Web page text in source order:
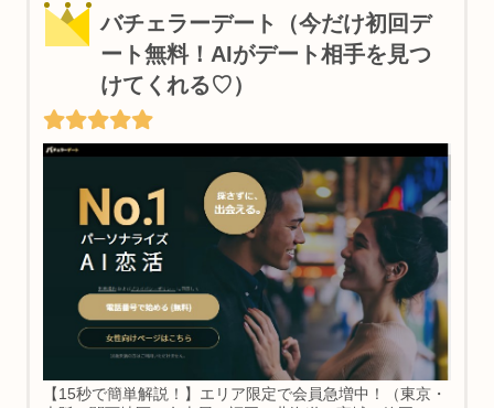
バチェラーデート（今だけ初回デ
ート無料！AIがデート相手を見つ
けてくれる♡）
【15秒で簡単解説！】エリア限定で会員急増中！（東京・